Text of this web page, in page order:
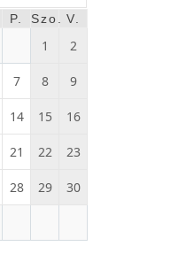
P. Szo. V.
1 2
7 8 9
14 15 16
21 22 23
28 29 30